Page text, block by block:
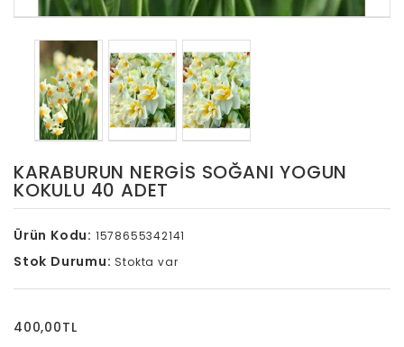
KARABURUN NERGIS SOĞANI YOGUN
KOKULU 40 ADET
Ürün Kodu: 1578655342141
Stok Durumu: Stokta var
400,00TL